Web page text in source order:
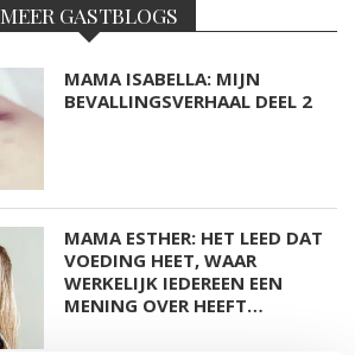
MEER GASTBLOGS
MAMA ISABELLA: MIJN
BEVALLINGSVERHAAL DEEL 2
MAMA ESTHER: HET LEED DAT
VOEDING HEET, WAAR
WERKELIJK IEDEREEN EEN
MENING OVER HEEFT…